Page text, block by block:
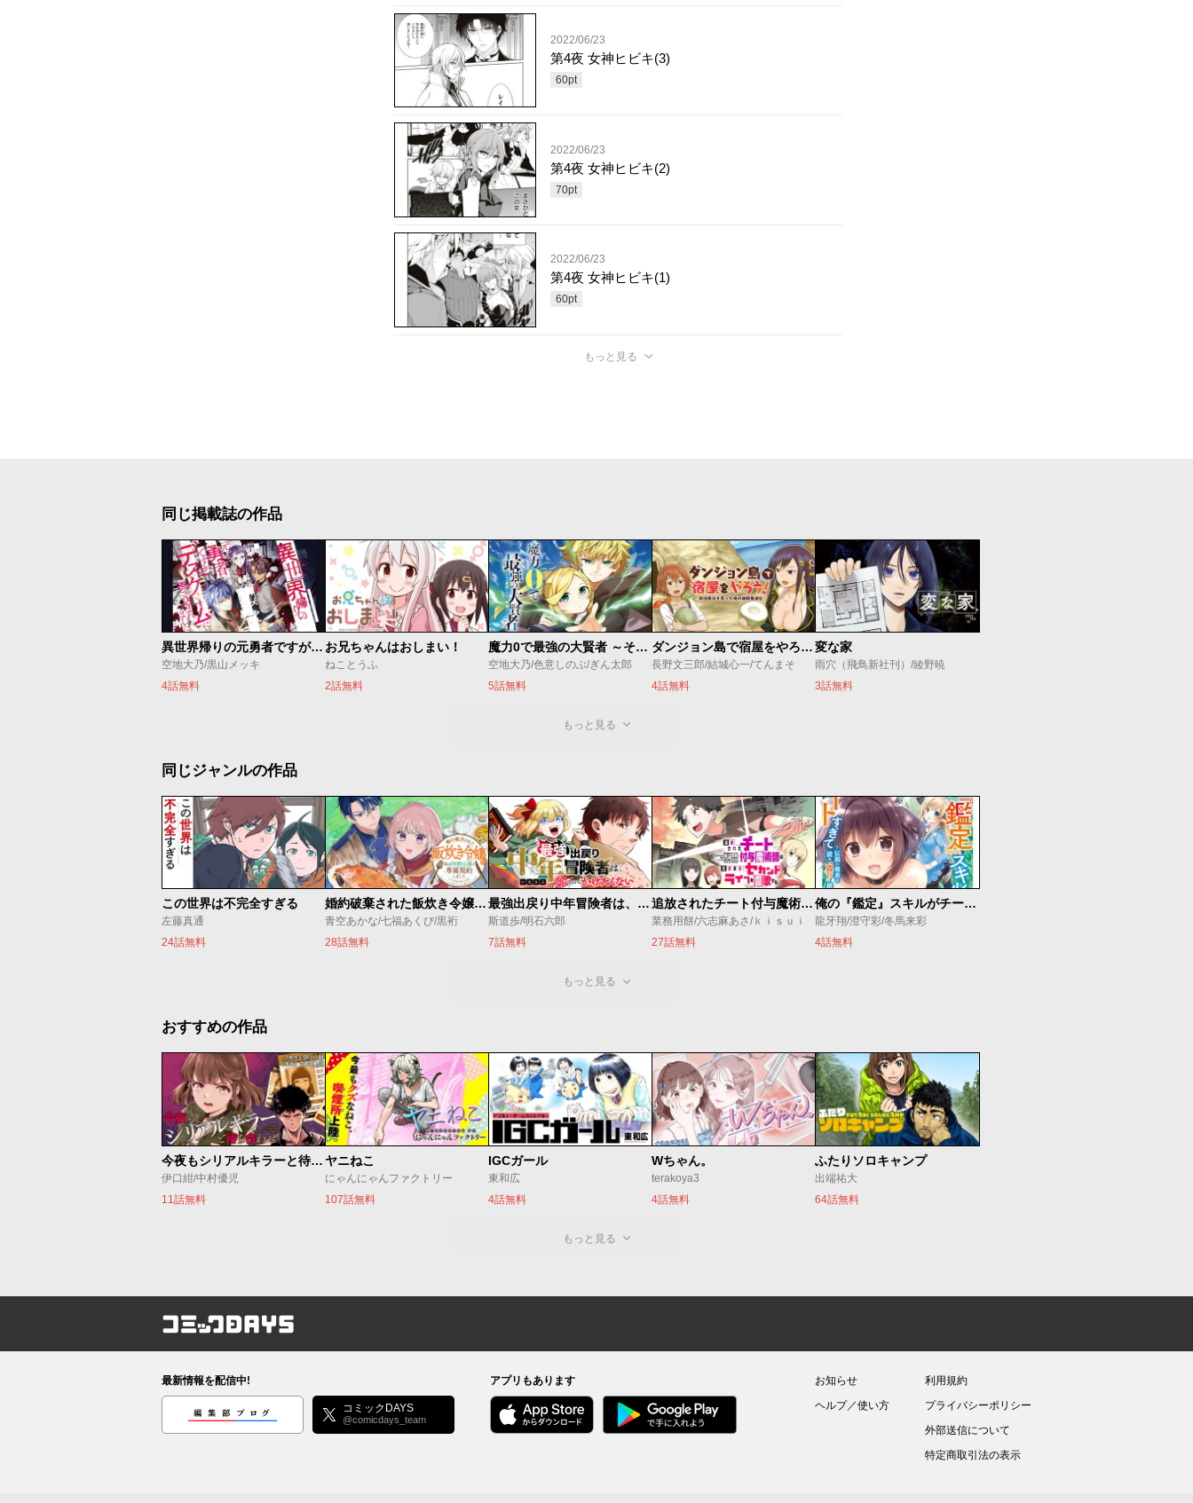
2022/06/23
第4夜 女神ヒビキ(3)
60pt
2022/06/23
第4夜 女神ヒビキ(2)
70pt
2022/06/23
第4夜 女神ヒビキ(1)
60pt
もっと見る
同じ掲載誌の作品
異世界帰りの元勇者ですが、デスゲームに巻き込まれました
空地大乃/黒山メッキ
4話無料
お兄ちゃんはおしまい！
ねことうふ
2話無料
魔力0で最強の大賢者 ～それは魔法ではない、物理だ！～
空地大乃/色意しのぶ/ぎん太郎
5話無料
ダンジョン島で宿屋をやろう！ 創造魔法を貰った俺の細腕繁盛記
長野文三郎/結城心一/てんまそ
4話無料
変な家
雨穴（飛鳥新社刊）/綾野暁
3話無料
もっと見る
同じジャンルの作品
この世界は不完全すぎる
左藤真通
24話無料
婚約破棄された飯炊き令嬢の私は冷酷公爵と専属契約しました～ですが胃袋を掴んだ結果、冷たかった公爵様がどんどん優しくなっています～
青空あかな/七福あくび/黒裄
28話無料
最強出戻り中年冒険者は、今さら命なんてかけたくない
斯道歩/明石六郎
7話無料
追放されたチート付与魔術師は気ままなセカンドライフを謳歌する。 ～俺は武器だけじゃなく、あらゆるものに『強化ポイント』を付与できるし、俺の意思でいつでも効果を解除できるけど、残った人たち大丈夫？～
業務用餅/六志麻あさ/ｋｉｓｕｉ
27話無料
俺の『鑑定』スキルがチートすぎて
龍牙翔/澄守彩/冬馬来彩
4話無料
もっと見る
おすすめの作品
今夜もシリアルキラーと待ち合わせ
伊口紺/中村優児
11話無料
ヤニねこ
にゃんにゃんファクトリー
107話無料
IGCガール
東和広
4話無料
Wちゃん。
terakoya3
4話無料
ふたりソロキャンプ
出端祐大
64話無料
もっと見る
コミックDAYS
最新情報を配信中!
編集部ブログ コミックDAYS
@comicdays_team
アプリもあります
お知らせ
ヘルプ／使い方
利用規約
プライバシーポリシー
外部送信について
特定商取引法の表示